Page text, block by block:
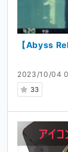
2023/10/04
33
【Abyss